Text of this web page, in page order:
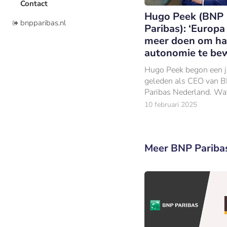
Contact
bnpparibas.nl
Hugo Peek (BNP
Paribas):
meer doen om
autonomie te
Hugo Peek begon een
geleden als CEO van
Paribas Nederland.
aanspreekt, is de
staat.
10 februari 2025
Meer BNP